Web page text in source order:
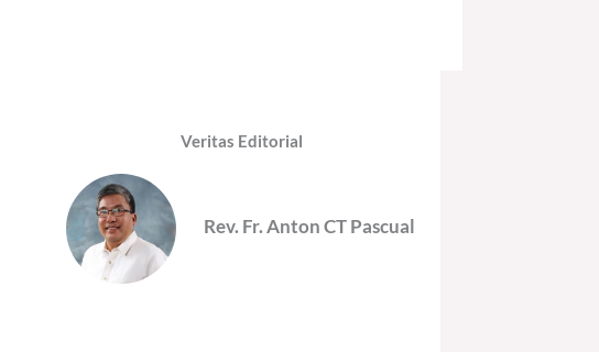
Veritas Editorial
Rev. Fr. Anton CT Pascual